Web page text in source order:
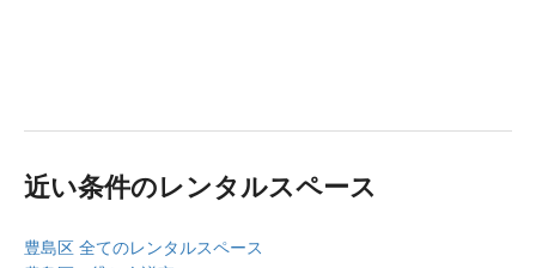
近い条件のレンタルスペース
豊島区 全てのレンタルスペース